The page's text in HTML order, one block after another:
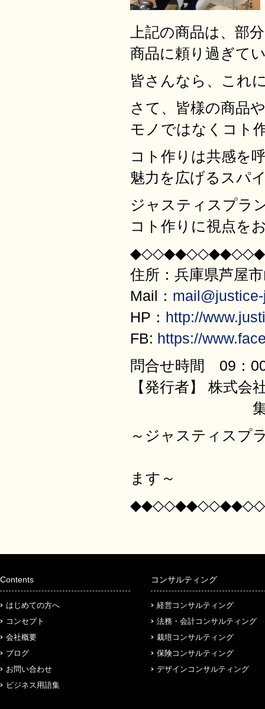
上記の商品は、部
商品に頼り過ぎて
皆さんなら、これ
さて、皆様の商品
モノではなくコト
コト作りは共感を
魅力を広げるスパ
ジャスティスプラ
コト作りに視点を
住所：兵庫県芦屋
Mail：
HP： http://
FB: https://
問合せ時間 09：
【発行者】 株式会
集客と売上
～ジャスティスプ
ます～
Contents
はじめての方へ
コンセプト
会社概要
ブログ
お問い合わせ
ビジネス用語集
コンサルティング
経営コンサルティング
法務・会計コンサルティング
栽培コンサルティング
保険コンサルティング
デザインコンサルティング